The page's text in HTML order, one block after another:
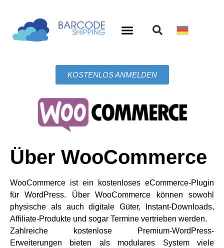
KOSTENLOS ANMELDEN
Über WooCommerce
WooCommerce ist ein kostenloses eCommerce-Plugin
für WordPress. Über WooCommerce können sowohl
physische als auch digitale Güter, Instant-Downloads,
Affiliate-Produkte und sogar Termine vertrieben werden.
Zahlreiche kostenlose Premium-WordPress-
Erweiterungen bieten als modulares System viele